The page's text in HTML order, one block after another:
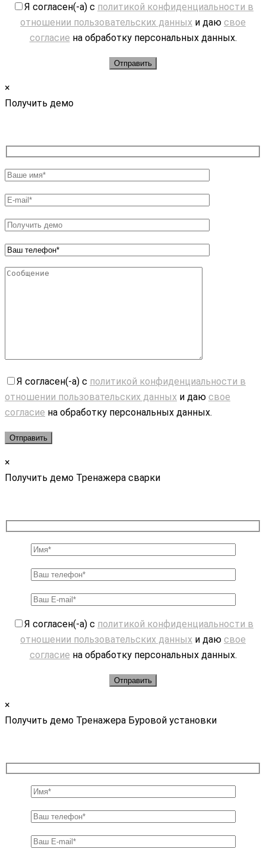
Я согласен(-а) с политикой конфиденциальности в
отношении пользовательских данных и даю свое
согласие на обработку персональных данных.
×
Получить демо
Я согласен(-а) с политикой конфиденциальности в
отношении пользовательских данных и даю свое
согласие на обработку персональных данных.
×
Получить демо Тренажера сварки
Я согласен(-а) с политикой конфиденциальности в
отношении пользовательских данных и даю свое
согласие на обработку персональных данных.
×
Получить демо Тренажера Буровой установки